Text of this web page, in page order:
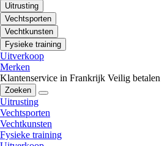
Uitrusting
Vechtsporten
Vechtkunsten
Fysieke training
Uitverkoop
Merken
Klantenservice in Frankrijk Veilig betalen
Zoeken
Uitrusting
Vechtsporten
Vechtkunsten
Fysieke training